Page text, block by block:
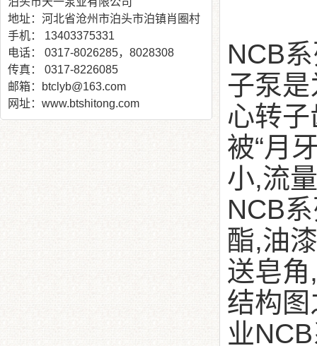
NCB
子泵
心转
被“月
小,流
NCB
酯,油
送皂
结构
业
地址：河北省沧州市泊头市泊镇肖圈村
手机： 13403375331
电话： 0317-8026285，8028308
传真： 0317-8226085
邮箱：btclyb@163.com
网址：www.btshitong.com